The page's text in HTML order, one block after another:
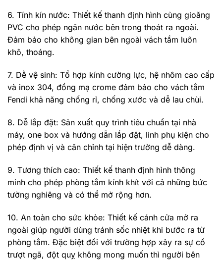
6. Tính kín nước: Thiết kế thanh định hình cùng gioăng
PVC cho phép ngăn nước bên trong thoát ra ngoài.
Đảm bảo cho không gian bên ngoài vách tắm luôn
khô, thoáng.
7. Dễ vệ sinh: Tổ hợp kính cường lực, hệ nhôm cao cấp
và inox 304, đồng mạ crome đảm bảo cho vách tắm
Fendi khả năng chống rỉ, chống xước và dễ lau chùi.
8. Dễ lắp đặt: Sản xuất quy trình tiêu chuẩn tại nhà
máy, one box và hướng dẫn lắp đặt, linh phụ kiện cho
phép định vị và căn chỉnh tại hiện trường dễ dàng.
9. Tương thích cao: Thiết kế thanh định hình thông
minh cho phép phòng tắm kính khít với cả những bức
tường nghiêng và có thể mở rộng hơn.
10. An toàn cho sức khỏe: Thiết kế cánh cửa mở ra
ngoài giúp người dùng tránh sốc nhiệt khi bước ra từ
phòng tắm. Đặc biệt đối với trường hợp xảy ra sự cố
trượt ngã, đột quỵ không mong muốn thì người bên